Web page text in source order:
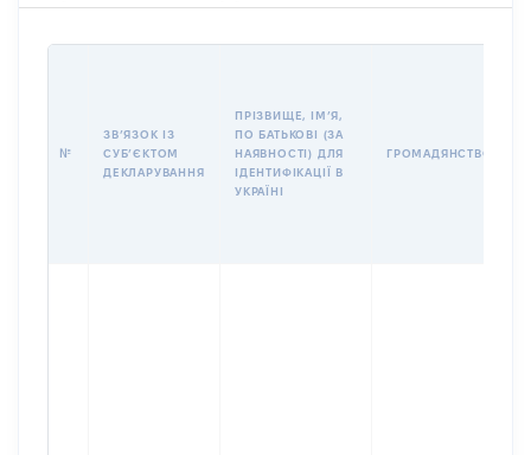
№
ЗВʼЯЗОК ІЗ
СУБʼЄКТОМ
ДЕКЛАРУВАННЯ
ПРІЗВИЩЕ, ІМʼЯ,
ПО БАТЬКОВІ (ЗА
НАЯВНОСТІ) ДЛЯ
ІДЕНТИФІКАЦІЇ В
УКРАЇНІ
ГРОМАДЯНСТВО